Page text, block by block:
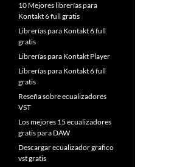
10 Mejores librerías para
Kontakt 6 full gratis
Librerías para Kontakt 6 full
gratis
Librerías para Kontakt Player
Librerías para Kontakt 6 full
gratis
Reseña sobre ecualizadores
VST
Los mejores 15 ecualizadores
gratis para DAW
Descargar ecualizador grafico
vst gratis